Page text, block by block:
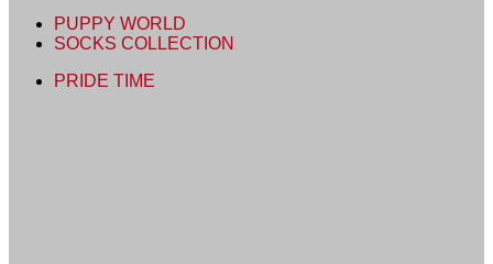
PUPPY WORLD
SOCKS COLLECTION
PRIDE TIME